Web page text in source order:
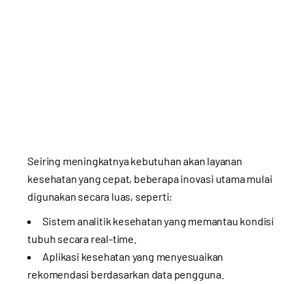
Seiring meningkatnya kebutuhan akan layanan
kesehatan yang cepat, beberapa inovasi utama mulai
digunakan secara luas, seperti:
Sistem analitik kesehatan yang memantau kondisi
tubuh secara real-time.
Aplikasi kesehatan yang menyesuaikan
rekomendasi berdasarkan data pengguna.